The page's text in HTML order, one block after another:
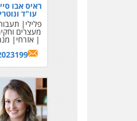
ראיס אבו
עו"ד
פלילי
מעצרים
אזרחי